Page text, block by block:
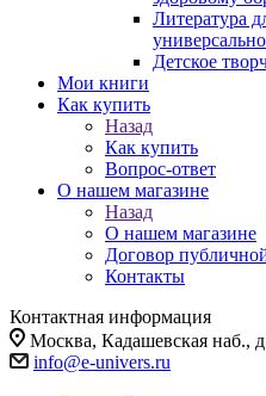
Литература
Детское
Мои книги
Как купить
Назад
Как купить
Вопрос-ответ
О нашем магазине
Назад
О нашем магазине
Договор
Контакты
Контактная информация
Москва, Кадашевская наб.,
info@e-univers.ru